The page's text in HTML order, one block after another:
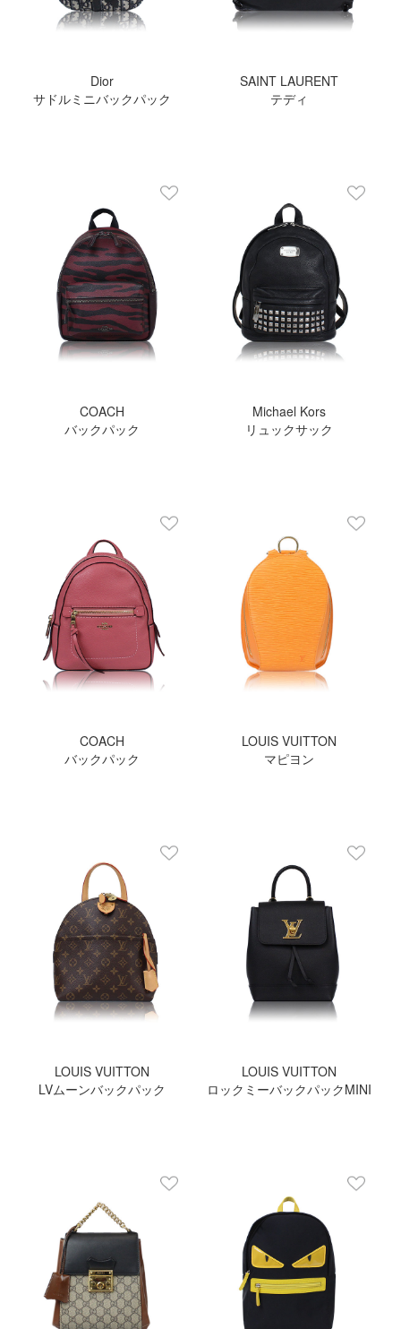
Dior
サドルミニバックパック
SAINT LAURENT
テディ
COACH
バックパック
Michael Kors
リュックサック
COACH
バックパック
LOUIS VUITTON
マピヨン
LOUIS VUITTON
LVムーンバックパック
LOUIS VUITTON
ロックミーバックパックMINI